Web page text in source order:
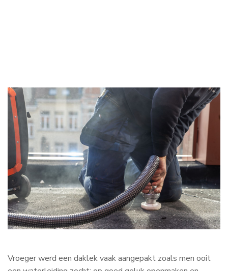
Vroeger werd een daklek vaak aangepakt zoals men ooit